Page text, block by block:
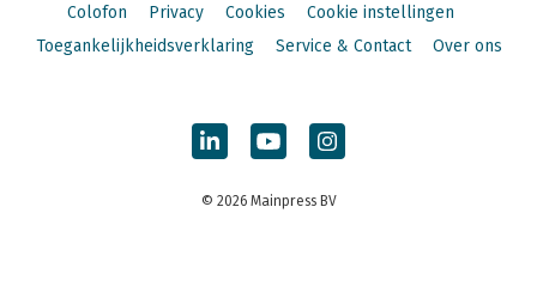
Colofon
Privacy Cookies
Cookie instellingen
Toegankelijkheidsverklaring
Service & Contact Over ons
© 2026 Mainpress BV